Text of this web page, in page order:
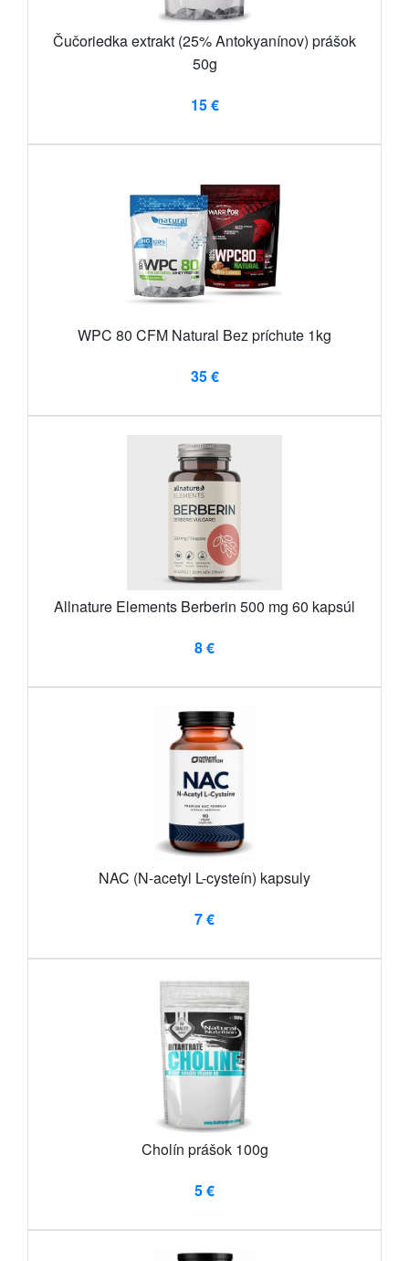
Čučoriedka extrakt (25% Antokyanínov) prášok
50g
15 €
WPC 80 CFM Natural Bez príchute 1kg
35 €
Allnature Elements Berberin 500 mg 60 kapsúl
8 €
NAC (N-acetyl L-cysteín) kapsuly
7 €
Cholín prášok 100g
5 €